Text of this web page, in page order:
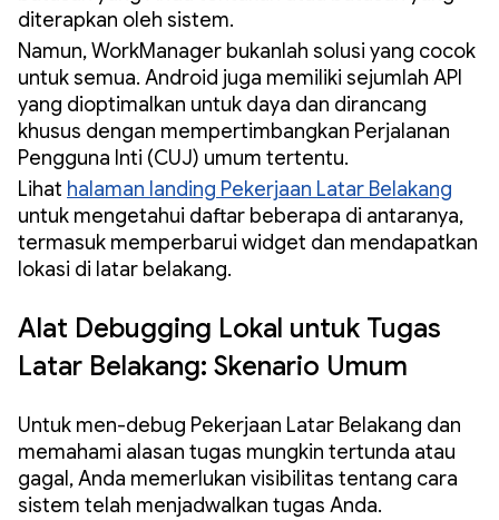
diterapkan oleh sistem.
Namun, WorkManager bukanlah solusi yang cocok
untuk semua. Android juga memiliki sejumlah API
yang dioptimalkan untuk daya dan dirancang
khusus dengan mempertimbangkan Perjalanan
Pengguna Inti (CUJ) umum tertentu.
Lihat halaman landing Pekerjaan Latar Belakang
untuk mengetahui daftar beberapa di antaranya,
termasuk memperbarui widget dan mendapatkan
lokasi di latar belakang.
Alat Debugging Lokal untuk Tugas
Latar Belakang: Skenario Umum
Untuk men-debug Pekerjaan Latar Belakang dan
memahami alasan tugas mungkin tertunda atau
gagal, Anda memerlukan visibilitas tentang cara
sistem telah menjadwalkan tugas Anda.